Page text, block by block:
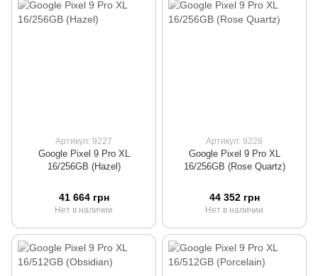
Артикул: 9227
Google Pixel 9 Pro XL
16/256GB (Hazel)
41 664 грн
Нет в наличии
Артикул: 9228
Google Pixel 9 Pro XL
16/256GB (Rose Quartz)
44 352 грн
Нет в наличии